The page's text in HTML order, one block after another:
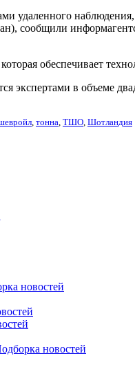
удаленного
сообщили
обеспечивает
экспертами в объеме
, тонна, ТШО, Шотландия
новостей
новостей